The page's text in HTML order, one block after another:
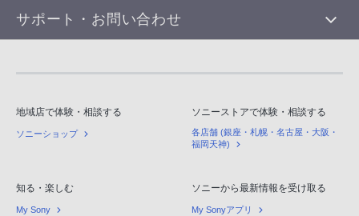
サポート・お問い合わせ
地域店で体験・相談する
ソニーショップ
ソニーストアで体験・相談する
各店舗 (銀座・札幌・名古屋・大阪・
福岡天神)
知る・楽しむ
My Sony
ソニーから最新情報を受け取る
My Sonyアプリ